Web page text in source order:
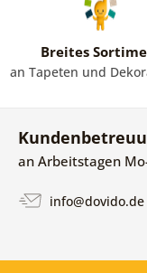
Breites
an Tapeten und
an Arbeitstagen
info@dovido.de